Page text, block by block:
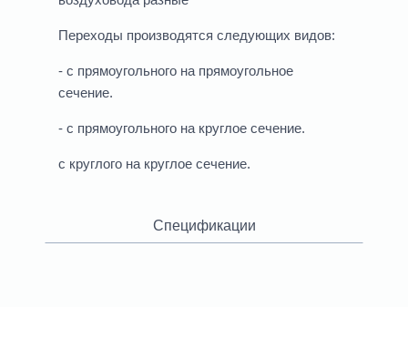
Переходы производятся следующих видов:
- с прямоугольного на прямоугольное
сечение.
- с прямоугольного на круглое сечение.
с круглого на круглое сечение.
Спецификации